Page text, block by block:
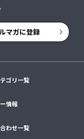
マガに登録
ゴリ一覧
情報
わせ一覧